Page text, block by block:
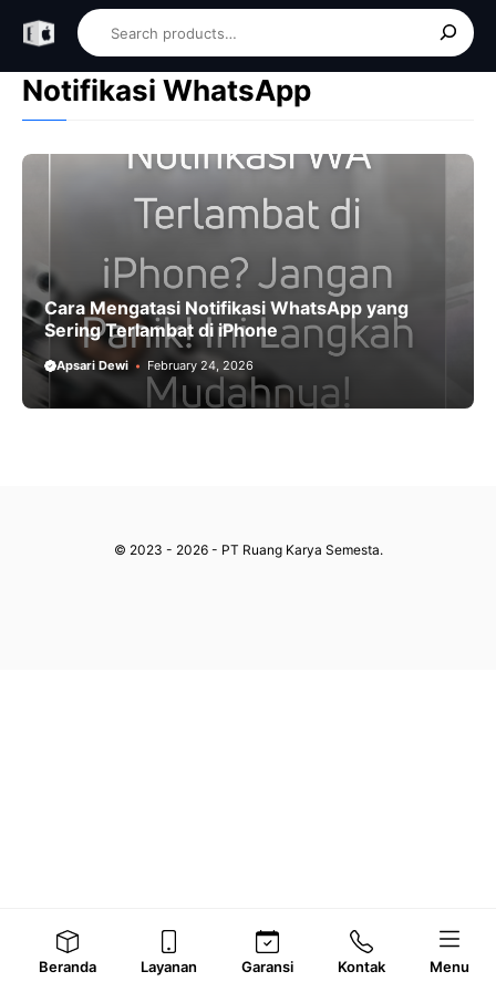
content
Notifikasi WhatsApp
Cara Mengatasi Notifikasi WhatsApp yang
Sering Terlambat di iPhone
Apsari Dewi February 24, 2026
© 2023 - 2026 - PT Ruang Karya Semesta.
Beranda Layanan Garansi Kontak Menu